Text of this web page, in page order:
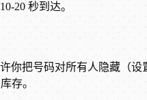
20 秒到达。
许你把号码对所有人隐藏
存。